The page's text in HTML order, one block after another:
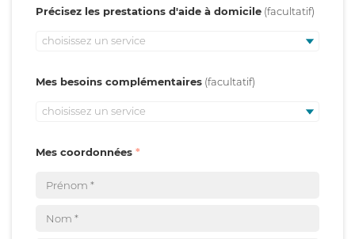
Précisez les prestations d'aide à domicile
choisissez un service
Mes besoins complémentaires
choisissez un service
Mes coordonnées